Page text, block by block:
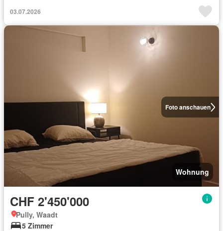
03.07.2026
Foto anschauen
Wohnung
CHF 2'450'000
Pully, Waadt
5 Zimmer